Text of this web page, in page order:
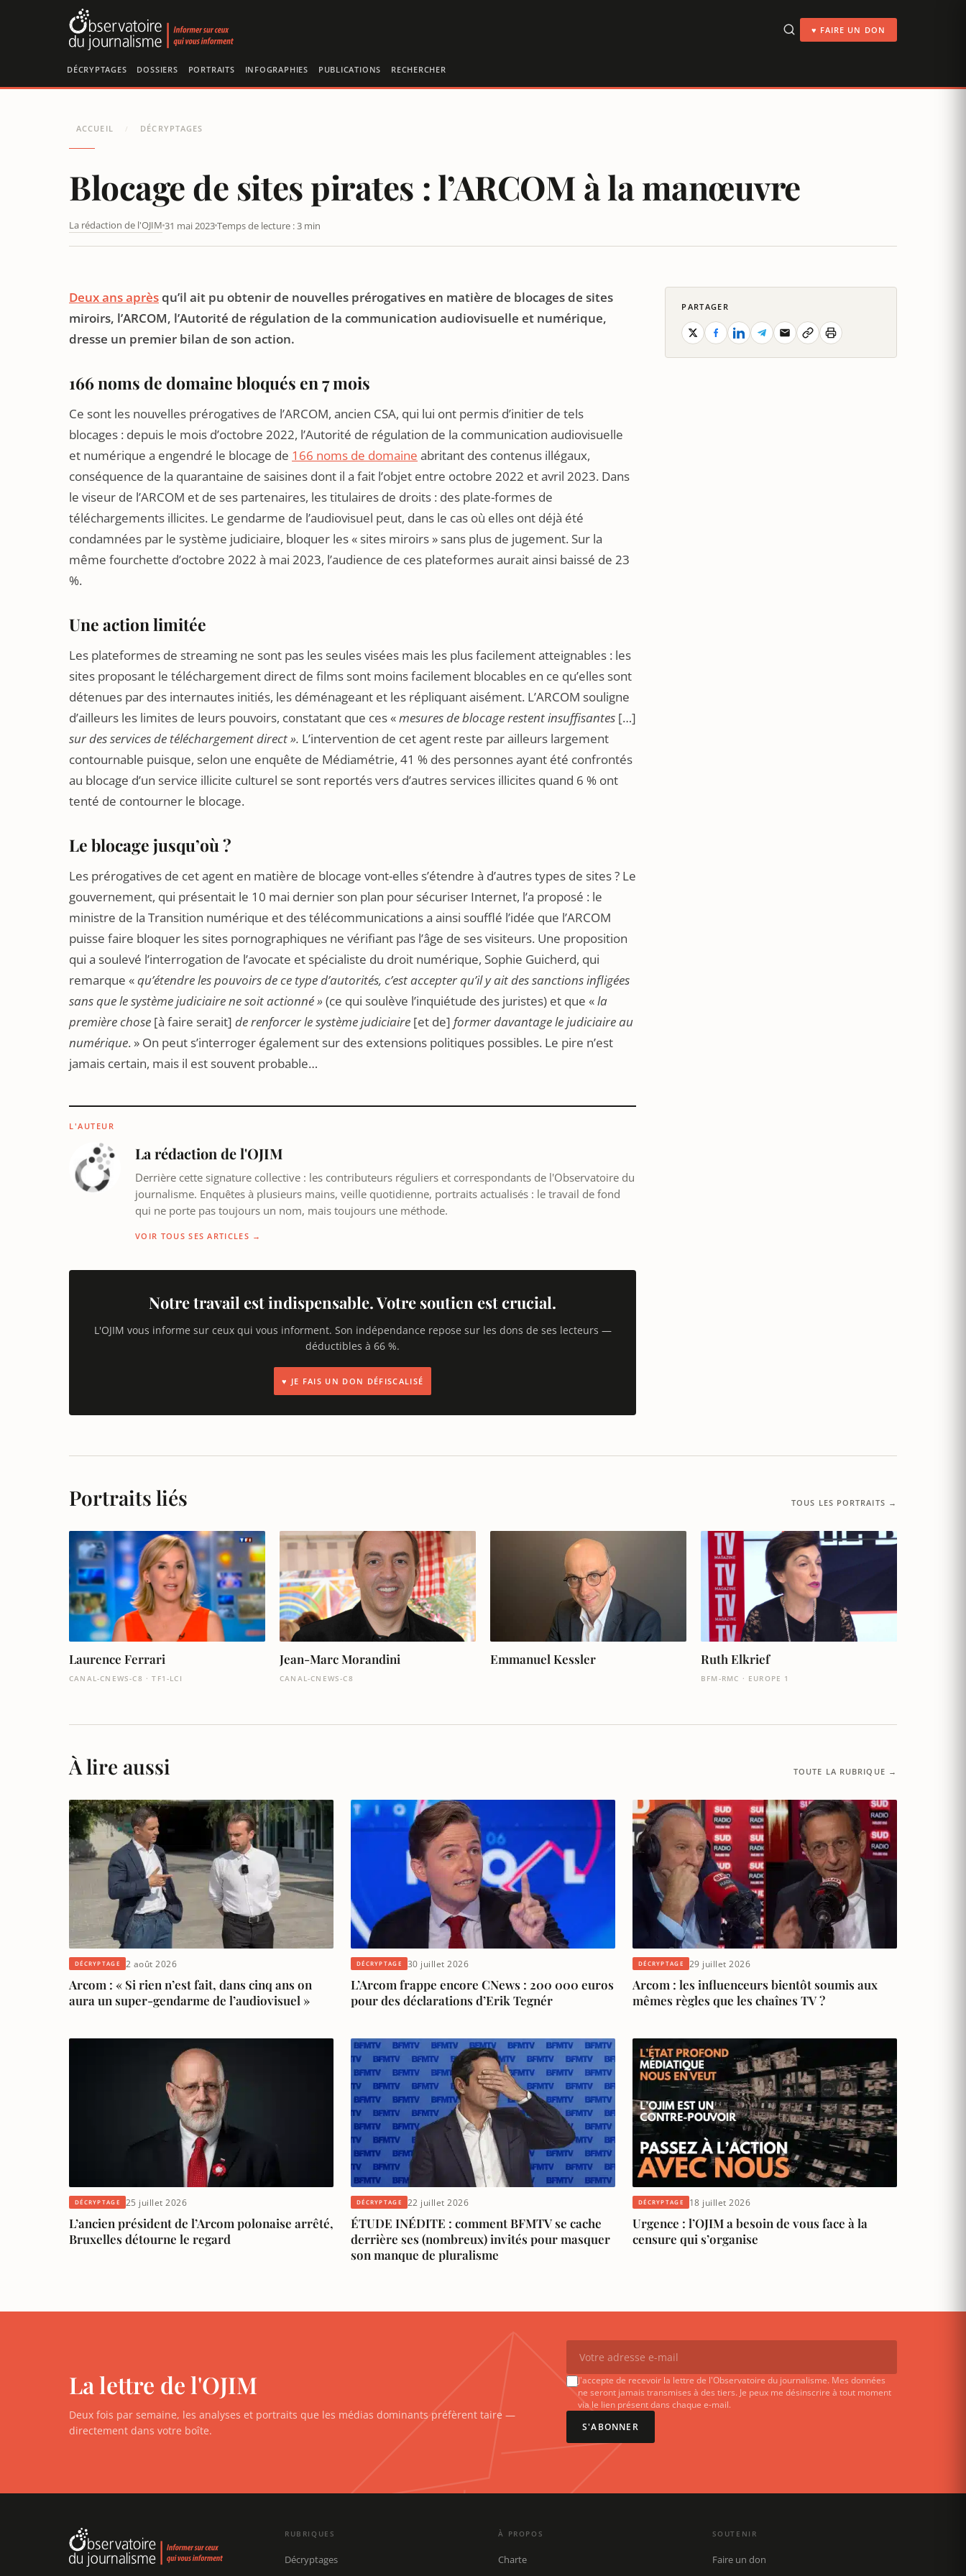
♥ FAIRE UN DON
DÉCRYPTAGES DOSSIERS PORTRAITS INFOGRAPHIES PUBLICATIONS RECHERCHER
ACCUEIL / DÉCRYPTAGES
Blocage de sites pirates : l’ARCOM à la manœuvre
La rédaction de l'OJIM 31 mai 2023Temps de lecture : 3 min
CSA + HADOPI = ARCOM
Deux ans après qu’il ait pu obtenir de nouvelles prérogatives en matière de blocages de sites
miroirs, l’ARCOM, l’Autorité de régulation de la communication audiovisuelle et numérique,
dresse un premier bilan de son action.
166 noms de domaine bloqués en 7 mois
Ce sont les nouvelles prérogatives de l’ARCOM, ancien CSA, qui lui ont permis d’initier de tels
blocages : depuis le mois d’octobre 2022, l’Autorité de régulation de la communication audiovisuelle
et numérique a engendré le blocage de 166 noms de domaine abritant des contenus illégaux,
conséquence de la quarantaine de saisines dont il a fait l’objet entre octobre 2022 et avril 2023. Dans
le viseur de l’ARCOM et de ses partenaires, les titulaires de droits : des plate-formes de
téléchargements illicites. Le gendarme de l’audiovisuel peut, dans le cas où elles ont déjà été
condamnées par le système judiciaire, bloquer les « sites miroirs » sans plus de jugement. Sur la
même fourchette d’octobre 2022 à mai 2023, l’audience de ces plateformes aurait ainsi baissé de 23
%.
Une action limitée
Les plateformes de streaming ne sont pas les seules visées mais les plus facilement atteignables : les
sites proposant le téléchargement direct de films sont moins facilement blocables en ce qu’elles sont
détenues par des internautes initiés, les déménageant et les répliquant aisément. L’ARCOM souligne
d’ailleurs les limites de leurs pouvoirs, constatant que ces «mesures de blocage restent insuffisantes […]
sur des services de téléchargement direct ». L’intervention de cet agent reste par ailleurs largement
contournable puisque, selon une enquête de Médiamétrie, 41 % des personnes ayant été confrontés
au blocage d’un service illicite culturel se sont reportés vers d’autres services illicites quand 6 % ont
tenté de contourner le blocage.
Le blocage jusqu’où ?
Les prérogatives de cet agent en matière de blocage vont-elles s’étendre à d’autres types de sites ? Le
gouvernement, qui présentait le 10 mai dernier son plan pour sécuriser Internet, l’a proposé : le
ministre de la Transition numérique et des télécommunications a ainsi soufflé l’idée que l’ARCOM
puisse faire bloquer les sites pornographiques ne vérifiant pas l’âge de ses visiteurs. Une proposition
qui a soulevé l’interrogation de l’avocate et spécialiste du droit numérique, Sophie Guicherd, qui
remarque «qu’étendre les pouvoirs de ce type d’autorités, c’est accepter qu’il y ait des sanctions infligées
sans que le système judiciaire ne soit actionné »(ce qui soulève l’inquiétude des juristes) et que «la
première chose [à faire serait] de renforcer le système judiciaire [et de] former davantage le judiciaire au
numérique. » On peut s’interroger également sur des extensions politiques possibles. Le pire n’est
jamais certain, mais il est souvent probable…
L'AUTEUR
La rédaction de l'OJIM
Derrière cette signature collective : les contributeurs réguliers et correspondants de l'Observatoire du
journalisme. Enquêtes à plusieurs mains, veille quotidienne, portraits actualisés : le travail de fond
qui ne porte pas toujours un nom, mais toujours une méthode.
VOIR TOUS SES ARTICLES →
Notre travail est indispensable. Votre soutien est crucial.
L'OJIM vous informe sur ceux qui vous informent. Son indépendance repose sur les dons de ses lecteurs —
déductibles à 66 %.
♥ JE FAIS UN DON DÉFISCALISÉ
PARTAGER
Portraits liés TOUS LES PORTRAITS →
Laurence Ferrari
CANAL-CNEWS-C8 · TF1-LCI
Jean-Marc Morandini
CANAL-CNEWS-C8
Emmanuel Kessler Ruth Elkrief
BFM-RMC · EUROPE 1
À lire aussi TOUTE LA RUBRIQUE →
DÉCRYPTAGE 2 août 2026
Arcom : « Si rien n’est fait, dans cinq ans on
aura un super-gendarme de l’audiovisuel »
DÉCRYPTAGE 30 juillet 2026
L’Arcom frappe encore CNews : 200 000 euros
pour des déclarations d’Erik Tegnér
DÉCRYPTAGE 29 juillet 2026
Arcom : les influenceurs bientôt soumis aux
mêmes règles que les chaînes TV ?
DÉCRYPTAGE 25 juillet 2026
L’ancien président de l’Arcom polonaise arrêté,
Bruxelles détourne le regard
DÉCRYPTAGE 22 juillet 2026
ÉTUDE INÉDITE : comment BFMTV se cache
derrière ses (nombreux) invités pour masquer
son manque de pluralisme
DÉCRYPTAGE 18 juillet 2026
Urgence : l’OJIM a besoin de vous face à la
censure qui s’organise
La lettre de l'OJIM
Deux fois par semaine, les analyses et portraits que les médias dominants préfèrent taire —
directement dans votre boîte.
J'accepte de recevoir la lettre de l'Observatoire du journalisme. Mes données
ne seront jamais transmises à des tiers. Je peux me désinscrire à tout moment
via le lien présent dans chaque e-mail.
S'ABONNER
RUBRIQUES
Décryptages
À PROPOS
Charte
SOUTENIR
Faire un don
Panneau de gestion des cookies